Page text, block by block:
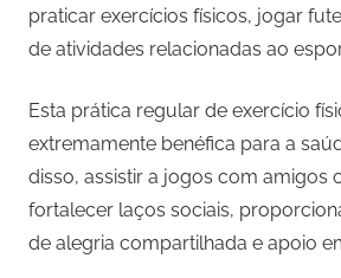
praticar exercícios físicos, jogar
de atividades relacionadas ao
Esta prática regular de exercício
extremamente benéfica para a
disso, assistir a jogos com amigos
fortalecer laços sociais,
de alegria compartilhada e apoio